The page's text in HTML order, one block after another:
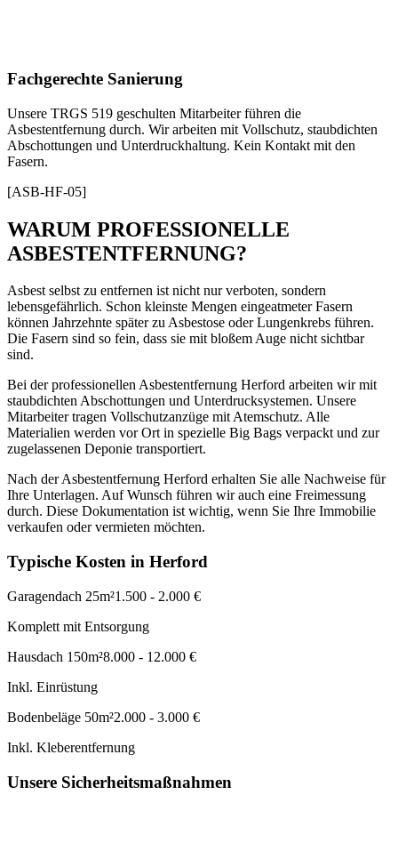
Fachgerechte Sanierung
Unsere TRGS 519 geschulten Mitarbeiter führen die
Asbestentfernung durch. Wir arbeiten mit Vollschutz, staubdichten
Abschottungen und Unterdruckhaltung. Kein Kontakt mit den
Fasern.
[ASB-HF-05]
WARUM PROFESSIONELLE
ASBESTENTFERNUNG?
Asbest selbst zu entfernen ist nicht nur verboten, sondern
lebensgefährlich. Schon kleinste Mengen eingeatmeter Fasern
können Jahrzehnte später zu Asbestose oder Lungenkrebs führen.
Die Fasern sind so fein, dass sie mit bloßem Auge nicht sichtbar
sind.
Bei der professionellen Asbestentfernung Herford arbeiten wir mit
staubdichten Abschottungen und Unterdrucksystemen. Unsere
Mitarbeiter tragen Vollschutzanzüge mit Atemschutz. Alle
Materialien werden vor Ort in spezielle Big Bags verpackt und zur
zugelassenen Deponie transportiert.
Nach der Asbestentfernung Herford erhalten Sie alle Nachweise für
Ihre Unterlagen. Auf Wunsch führen wir auch eine Freimessung
durch. Diese Dokumentation ist wichtig, wenn Sie Ihre Immobilie
verkaufen oder vermieten möchten.
Typische Kosten in Herford
Garagendach 25m²1.500 - 2.000 €
Komplett mit Entsorgung
Hausdach 150m²8.000 - 12.000 €
Inkl. Einrüstung
Bodenbeläge 50m²2.000 - 3.000 €
Inkl. Kleberentfernung
Unsere Sicherheitsmaßnahmen